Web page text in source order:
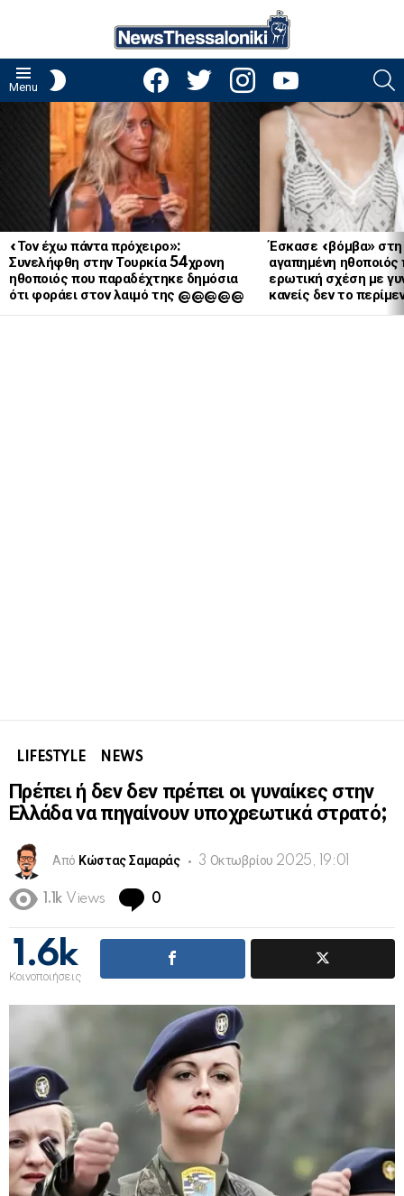
Menu
facebooktwitter instagramyoutube
«Τον έχω πάντα πρόχειρο»:
Συνελήφθη στην Τουρκία 54χρονη
ηθοποιός που παραδέχτηκε δημόσια
ότι φοράει στον λαιμό της @@@@@
Έσκασε «βόμβα»
αγαπημένη
ερωτική σχέση με
κανείς δεν το
LIFESTYLE NEWS
Πρέπει ή δεν δεν πρέπει οι γυναίκες στην
Ελλάδα να πηγαίνουν υποχρεωτικά στρατό;
Από Κώστας Σαμαράς 3 Οκτωβρίου 2025, 19:01
1.1k Views 0
1.6k
Κοινοποιήσεις